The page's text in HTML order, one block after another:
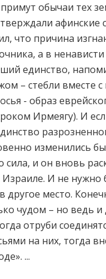
обычаи тех
афинские
что причина
а в ненависти
единство,
– стебли вместе с
- образ
Ирмеягу). И
изменились
сила, и он вновь
Израиле. И не
другое место.
чудом – но ведь и
отруби
на них, тогда
...